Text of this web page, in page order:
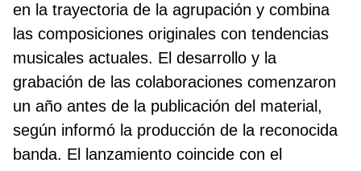
en la trayectoria de la agrupación y combina
las composiciones originales con tendencias
musicales actuales. El desarrollo y la
grabación de las colaboraciones comenzaron
un año antes de la publicación del material,
según informó la producción de la reconocida
banda. El lanzamiento coincide con el